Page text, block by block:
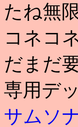
たね無
コネコ
だまだ
専用デ
サムソ